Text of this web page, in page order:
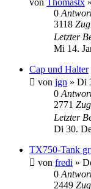
0
3118
Letzter
Mi 14.
Cap und Halter
von jgn » Di
0
2771
Letzter
Di 30.
TX750-Tank
von fredi »
0
2449